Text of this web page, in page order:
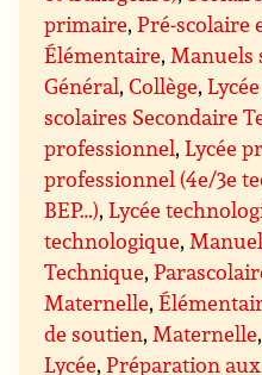
primaire,Pré-scolaire
Élémentaire, Manuels
Général,Collège,
scolaires Secondaire
professionnel,Lycée
professionnel (4e/3e
BEP…),Lycée
technologique,
Technique,
Maternelle,
de soutien, Maternelle
Lycée,Préparation